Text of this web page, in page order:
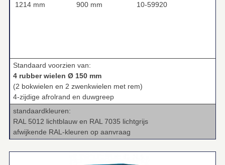
1214 mm
900 mm 10-59920
Standaard voorzien van:
4 rubber wielen Ø 150 mm
(2 bokwielen en 2 zwenkwielen met rem)
4-zijdige afrolrand en duwgreep
standaardkleuren:
RAL 5012 lichtblauw en RAL 7035 lichtgrijs
afwijkende RAL-kleuren op aanvraag